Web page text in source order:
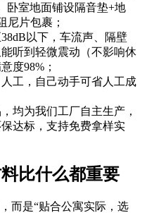
卧室地面铺设隔音垫+地
尼片包裹；
以下，车流声、隔壁
听到轻微震动（不影响休
度98%；
工，自己动手可省人工成
均为我们工厂自主生产，
达标，支持免费拿样实
比什么都重要
而是“贴合公寓实际，选